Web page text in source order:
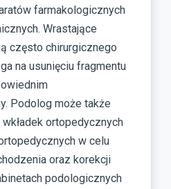
farmakologicznych
Wrastające
często chirurgicznego
na usunięciu fragmentu
Podolog może także
ortopedycznych
w celu
oraz korekcji
podologicznych